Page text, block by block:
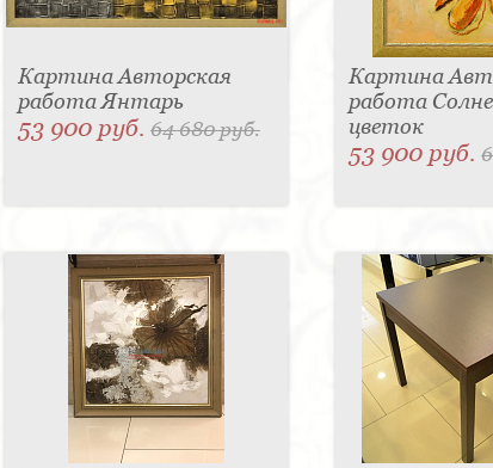
Картина Авторская
работа Янтарь
53 900 руб. 64 680 руб.
Картина
работа
цветок
53 900 руб.